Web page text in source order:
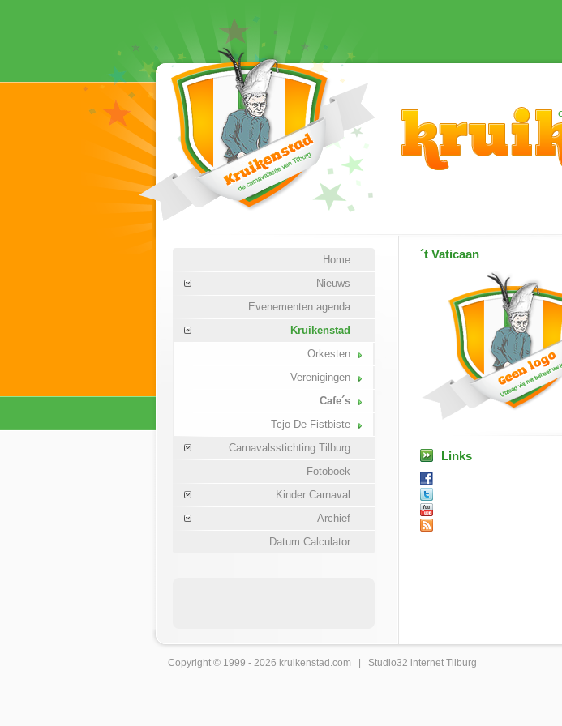
Home
Nieuws
Evenementen agenda
Kruikenstad
Orkesten
Verenigingen
Cafe´s
Tcjo De Fistbiste
Carnavalsstichting Tilburg
Fotoboek
Kinder Carnaval
Archief
Datum Calculator
´t Vaticaan
Links
Copyright © 1999 - 2026 kruikenstad .com | Studio32 internet Tilburg